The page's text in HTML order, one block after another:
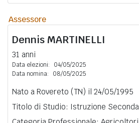
Assessore
Dennis MARTINELLI
31 anni
Data elezioni:
04/05/2025
Data nomina:
08/05/2025
Nato a Rovereto (TN) il 24/05/1995
Titolo di Studio: Istruzione